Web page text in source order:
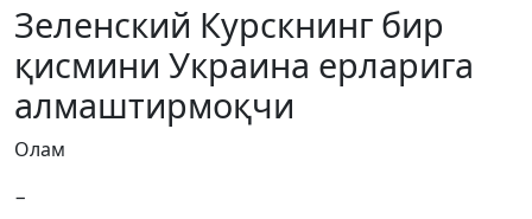
Зеленский Курскнинг бир
қисмини Украина ерларига
алмаштирмоқчи
Олам
−